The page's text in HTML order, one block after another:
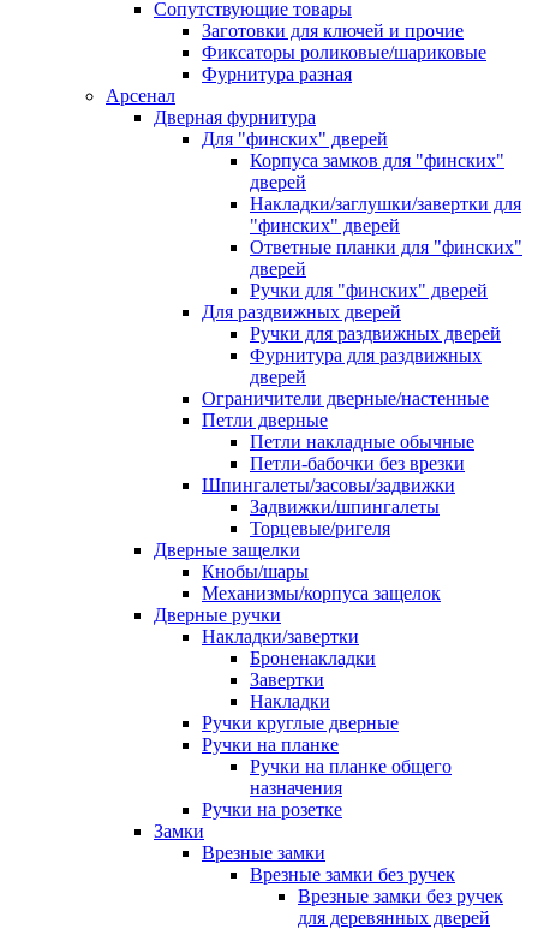
Сопутствующие товары
Заготовки для ключей и прочие
Фиксаторы роликовые/шариковые
Фурнитура разная
Арсенал
Дверная фурнитура
Для "финских" дверей
Корпуса замков для "финских"
дверей
Накладки/заглушки/завертки для
"финских" дверей
Ответные планки для "финских"
дверей
Ручки для "финских" дверей
Для раздвижных дверей
Ручки для раздвижных дверей
Фурнитура для раздвижных
дверей
Ограничители дверные/настенные
Петли дверные
Петли накладные обычные
Петли-бабочки без врезки
Шпингалеты/засовы/задвижки
Задвижки/шпингалеты
Торцевые/ригеля
Дверные защелки
Кнобы/шары
Механизмы/корпуса защелок
Дверные ручки
Накладки/завертки
Броненакладки
Завертки
Накладки
Ручки круглые дверные
Ручки на планке
Ручки на планке общего
назначения
Ручки на розетке
Замки
Врезные замки
Врезные замки без ручек
Врезные замки без ручек
для деревянных дверей